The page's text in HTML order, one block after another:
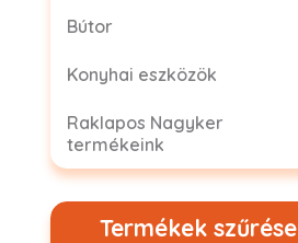
Bútor
Konyhai eszközök
Raklapos Nagyker
termékeink
Termékek szűrése